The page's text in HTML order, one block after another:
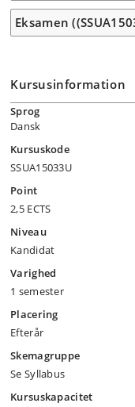
Eksamen
Kursusinformation
Sprog
Dansk
Kursuskode
SSUA15033U
Point
2,5 ECTS
Niveau
Kandidat
Varighed
1 semester
Placering
Efterår
Skemagruppe
Se Syllabus
Kursuskapacitet